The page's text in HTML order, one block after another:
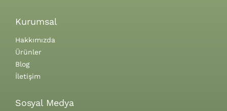
Kurumsal
Hakkımızda
Ürünler
Blog
İletişim
Sosyal Medya